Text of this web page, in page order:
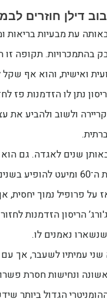
דילן חוזרים
עת מבעיות בריאות
תקופה זו
ואישית, והוא אף שקל
נתן לו הזדמנות פז
ולשוב ולהביע את
שנים לאגדה. גם
הציבורית בסוף שנות ה־60 ומיעט
על פרופיל נמוך יחסית,
הריסון הזדמנות
נאמנים לו.
שני עמיתיו לשעבר, אך
ונחישות חסרת
הגדול ביותר